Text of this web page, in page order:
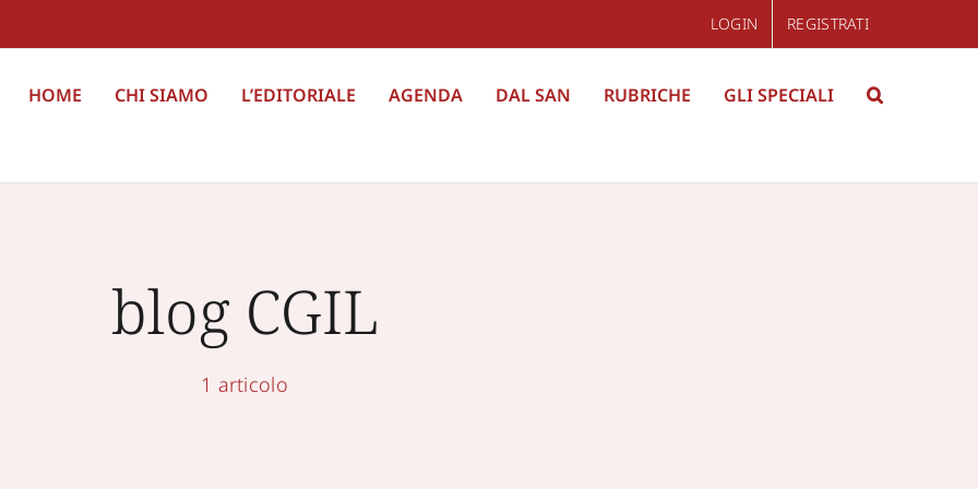
LOGIN REGISTRATI
HOME CHI SIAMO L’EDITORIALE AGENDA DAL SAN RUBRICHE GLI SPECIALI
blog CGIL
1 articolo